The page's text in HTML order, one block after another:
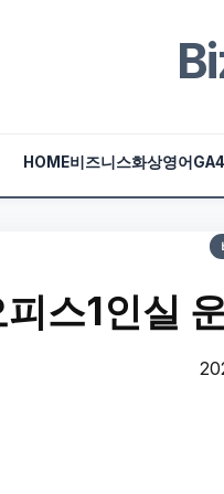
HOME비즈니스화상영어 GA4
스1인실